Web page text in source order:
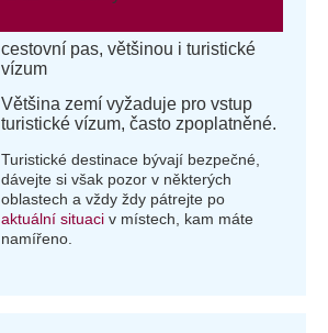
cestovní pas, většinou i turistické
vízum
Většina zemí vyžaduje pro vstup
turistické vízum, často zpoplatněné.
Turistické destinace bývají bezpečné,
dávejte si však pozor v některých
oblastech a vždy ždy pátrejte po
aktuální situaci v místech, kam máte
namířeno.